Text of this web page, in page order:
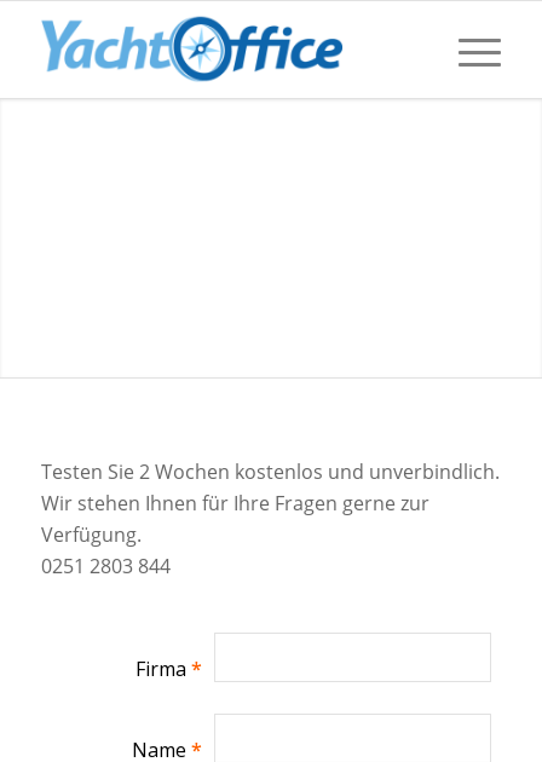
Testen Sie 2 Wochen kostenlos und unverbindlich.
Wir stehen Ihnen für Ihre Fragen gerne zur
Verfügung.
0251 2803 844